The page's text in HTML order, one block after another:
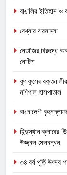
বাঙালির ইতিহাস ও
বেশ্যার বারমাস্যা
নেতাজির বিরুদ্ধে
নোটিশ
ফুসফুসের
মণিপাল হাসপাতাল
বাংলাদেশী
হিন্দুস্থান ক্লাবের
উজ্জ্বল মেলবন্ধন
৩৪ বর্ষ পূর্তি উৎসব